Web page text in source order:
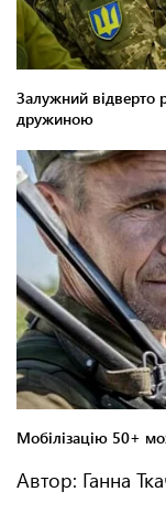
Автор: Ганна